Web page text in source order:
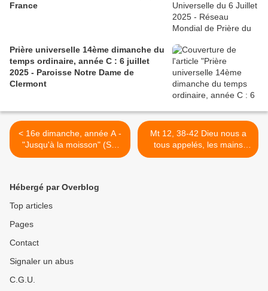
France
Prière universelle 14ème dimanche du
temps ordinaire, année C : 6 juillet
2025 - Paroisse Notre Dame de
Clermont
< 16e dimanche, année A -
"Jusqu'à la moisson" (SG
12, Ro 8, Mt 13)
Mt 12, 38-42 Dieu nous a
tous appelés, les mains
nues vers chacun de nous -
Hébergé par Overblog
Top articles
Pages
Contact
Signaler un abus
C.G.U.